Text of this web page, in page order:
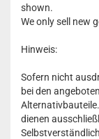
shown.
We only sell new
Hinweis:
Sofern nicht
bei den
dienen